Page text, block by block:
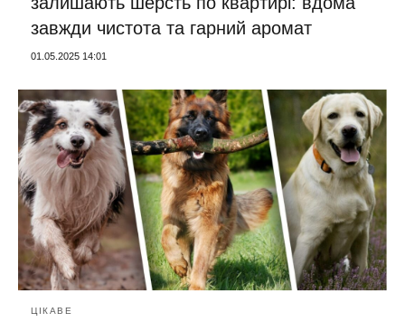
завжди чистота та гарний аромат
01.05.2025 14:01
ЦІКАВЕ